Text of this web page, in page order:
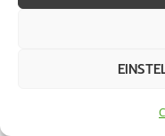
Beetpflege in Hille